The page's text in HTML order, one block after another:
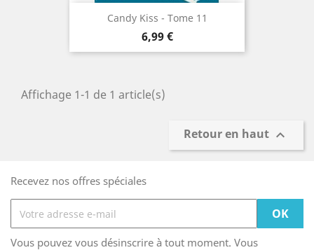
Candy Kiss - Tome 11
Prix
6,99 €
Affichage 1-1 de 1 article(s)
Retour en haut 
Recevez nos offres spéciales
Vous pouvez vous désinscrire à tout moment. Vous